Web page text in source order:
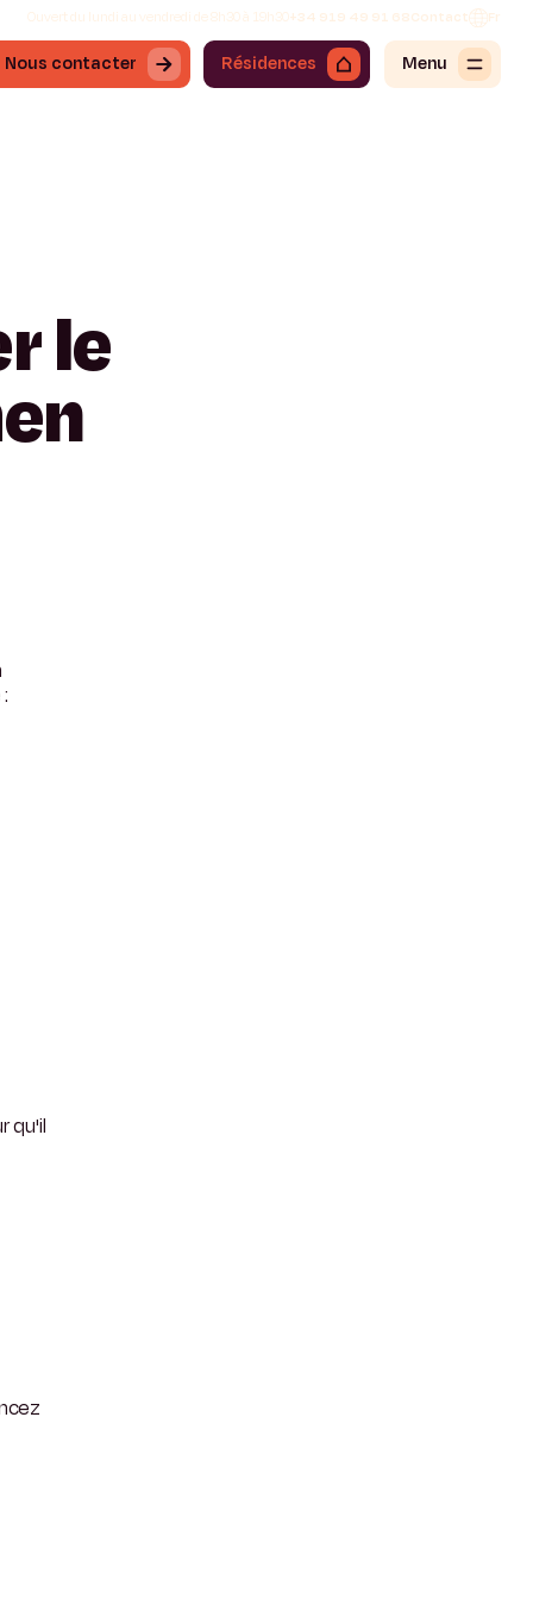
Ouvert du lundi au vendredi de 8h30 à 19h30+34 919 49 91 68Contact Fr
Nous contacter Résidences Menu
le
qu'il